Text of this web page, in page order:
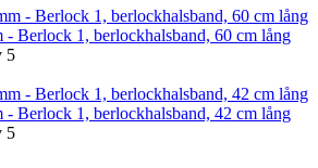
- Berlock 1, berlockhalsband, 60 cm lång
5
- Berlock 1, berlockhalsband, 42 cm lång
5